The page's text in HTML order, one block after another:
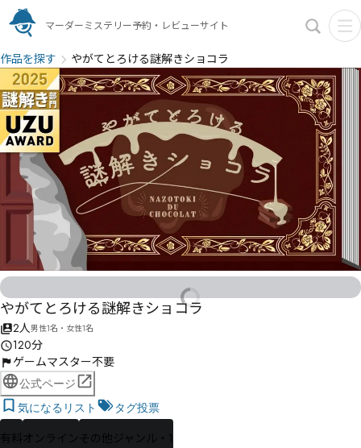
マーダーミステリー予約・レビューサイト
作品を探す やがてとろける謎解きショコラ
やがてとろける謎解きショコラ
2人男性1名・女性1名
120分
ゲームマスター不要
公式ページ
気になるリスト
タグ投票
有料 オンライン その他ジャンル・1